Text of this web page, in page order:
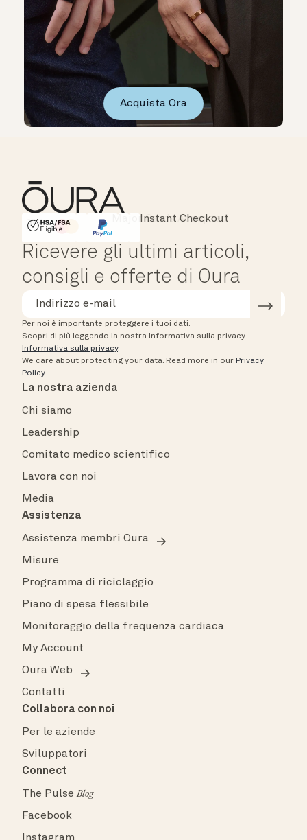
Acquista Ora
HSA/FSA Eligible
Affirm
Instant Checkout
Ricevere gli ultimi articoli,
consigli e offerte di Oura
Per noi è importante proteggere i tuoi dati.
Scopri di più leggendo la nostra Informativa sulla privacy.
Informativa sulla privacy.
We care about protecting your data. Read more in our Privacy
Policy.
La nostra azienda
Chi siamo
Leadership
Comitato medico scientifico
Lavora con noi
Media
Assistenza
Assistenza membri Oura
Misure
Programma di riciclaggio
Piano di spesa flessibile
Monitoraggio della frequenza cardiaca
My Account
Oura Web
Contatti
Collabora con noi
Per le aziende
Sviluppatori
Connect
The PulseBlog
Facebook